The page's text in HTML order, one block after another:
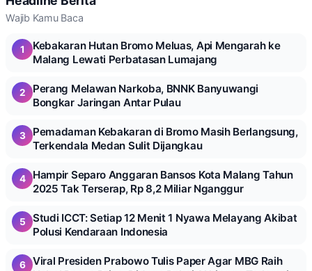
Wajib Kamu Baca
1
Kebakaran Hutan Bromo Meluas, Api Mengarah ke
Malang Lewati Perbatasan Lumajang
2
Perang Melawan Narkoba, BNNK Banyuwangi
Bongkar Jaringan Antar Pulau
3
Pemadaman Kebakaran di Bromo Masih Berlangsung,
Terkendala Medan Sulit Dijangkau
4
Hampir Separo Anggaran Bansos Kota Malang Tahun
2025 Tak Terserap, Rp 8,2 Miliar Nganggur
5
Studi ICCT: Setiap 12 Menit 1 Nyawa Melayang Akibat
Polusi Kendaraan Indonesia
6
Viral Presiden Prabowo Tulis Paper Agar MBG Raih